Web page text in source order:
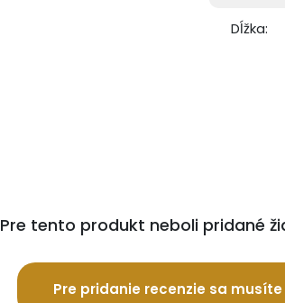
Dĺžka:
Pre tento produkt neboli pridané
Pre pridanie recenzie sa